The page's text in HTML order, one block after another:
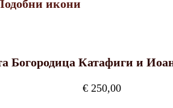
икони
Богородица Катафиги и
€ 250,00